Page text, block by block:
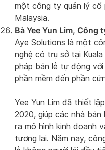
một công ty quản lý
Malaysia.
Bà Yee Yun Lim, Công
Aye Solutions là một
nghệ có trụ sở tại Kuala
pháp bán lẻ tự động
phần mềm đến phần
Yee Yun Lim đã thiết
2020, giúp các nhà
ra mô hình kinh doanh
tương lai. Năm nay,